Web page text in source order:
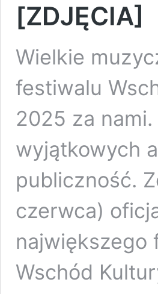
[ZDJĘCIA]
Wielkie
festiwalu
2025 za
wyjątkowych
publiczność.
czerwca)
największego
Wschód